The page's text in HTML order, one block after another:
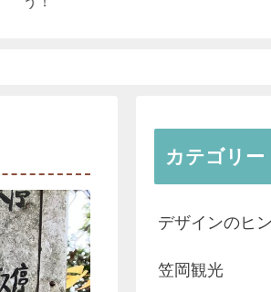
カテゴリー
デザインのヒ
笠岡観光